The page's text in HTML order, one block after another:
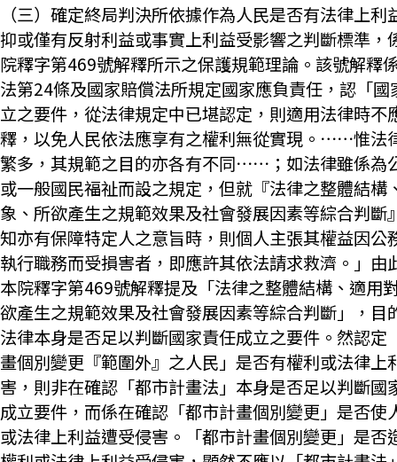
（三）確定終局判決所依據作為人民是否有法律上利
抑或僅有反射利益或事實上利益受影響之判斷標準，
院釋字第469號解釋所示之保護規範理論。該號解釋
法第24條及國家賠償法所規定國家應負責任，認「國
立之要件，從法律規定中已堪認定，則適用法律時不
釋，以免人民依法應享有之權利無從實現。⋯⋯惟法
繁多，其規範之目的亦各有不同⋯⋯；如法律雖係為
或一般國民福祉而設之規定，但就『法律之整體結構
象、所欲產生之規範效果及社會發展因素等綜合判斷
知亦有保障特定人之意旨時，則個人主張其權益因公
執行職務而受損害者，即應許其依法請求救濟。」由
本院釋字第469號解釋提及「法律之整體結構、適用
欲產生之規範效果及社會發展因素等綜合判斷」，目
法律本身是否足以判斷國家責任成立之要件。然認定
畫個別變更『範圍外』之人民」是否有權利或法律上
害，則非在確認「都市計畫法」本身是否足以判斷國
成立要件，而係在確認「都市計畫個別變更」是否使
或法律上利益遭受侵害。「都市計畫個別變更」是否